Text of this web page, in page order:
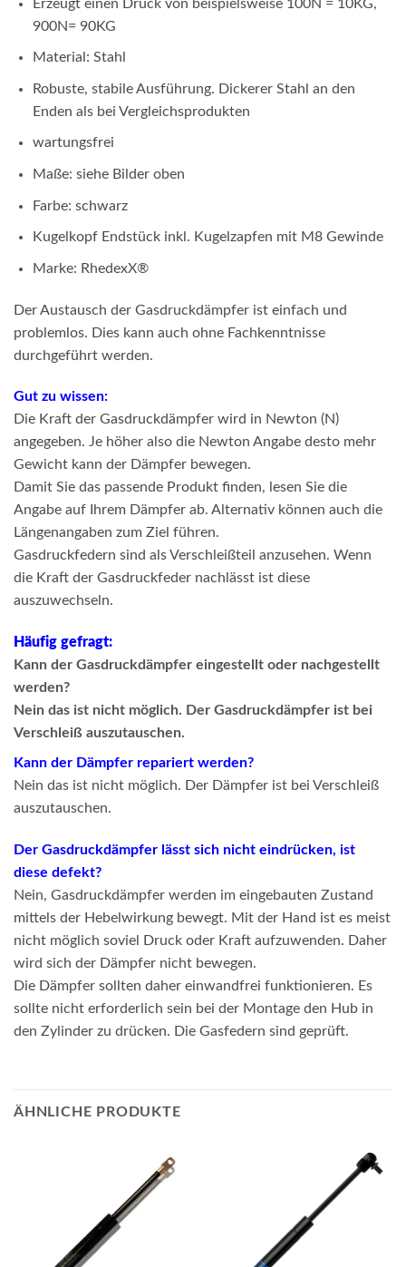
Erzeugt einen Druck von beispielsweise 100N = 10KG,
900N= 90KG
Material: Stahl
Robuste, stabile Ausführung. Dickerer Stahl an den
Enden als bei Vergleichsprodukten
wartungsfrei
Maße: siehe Bilder oben
Farbe: schwarz
Kugelkopf Endstück inkl. Kugelzapfen mit M8 Gewinde
Marke: RhedexX®
Der Austausch der Gasdruckdämpfer ist einfach und
problemlos. Dies kann auch ohne Fachkenntnisse
durchgeführt werden.
Gut zu wissen:
Die Kraft der Gasdruckdämpfer wird in Newton (N)
angegeben. Je höher also die Newton Angabe desto mehr
Gewicht kann der Dämpfer bewegen.
Damit Sie das passende Produkt finden, lesen Sie die
Angabe auf Ihrem Dämpfer ab. Alternativ können auch die
Längenangaben zum Ziel führen.
Gasdruckfedern sind als Verschleißteil anzusehen. Wenn
die Kraft der Gasdruckfeder nachlässt ist diese
auszuwechseln.
Häufig gefragt:
Kann der Gasdruckdämpfer eingestellt oder nachgestellt
werden?
Nein das ist nicht möglich. Der Gasdruckdämpfer ist bei
Verschleiß auszutauschen.
Kann der Dämpfer repariert werden?
Nein das ist nicht möglich. Der Dämpfer ist bei Verschleiß
auszutauschen.
Der Gasdruckdämpfer lässt sich nicht eindrücken, ist
diese defekt?
Nein, Gasdruckdämpfer werden im eingebauten Zustand
mittels der Hebelwirkung bewegt. Mit der Hand ist es meist
nicht möglich soviel Druck oder Kraft aufzuwenden. Daher
wird sich der Dämpfer nicht bewegen.
Die Dämpfer sollten daher einwandfrei funktionieren. Es
sollte nicht erforderlich sein bei der Montage den Hub in
den Zylinder zu drücken. Die Gasfedern sind geprüft.
ÄHNLICHE PRODUKTE